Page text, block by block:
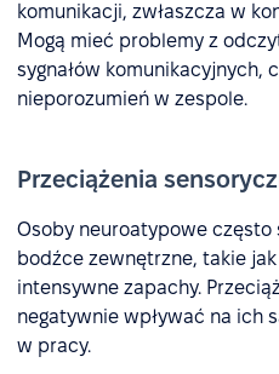
komunikacji, zwłaszcza w
Mogą mieć problemy z
sygnałów komunikacyjnych,
nieporozumień w zespole.
Przeciążenia
Osoby neuroatypowe
bodźce zewnętrzne, takie jak
intensywne zapachy.
negatywnie wpływać na ich
w pracy.